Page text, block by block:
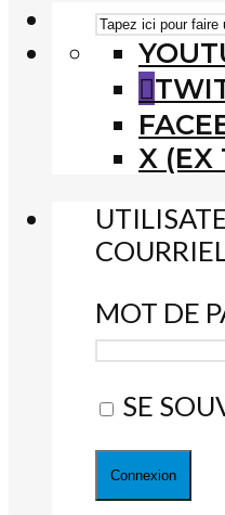
X (EX
MOT DE
SE